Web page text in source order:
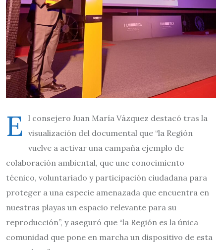
E
l consejero Juan María Vázquez destacó tras la
visualización del documental que “la Región
vuelve a activar una campaña ejemplo de
colaboración ambiental, que une conocimiento
técnico, voluntariado y participación ciudadana para
proteger a una especie amenazada que encuentra en
nuestras playas un espacio relevante para su
reproducción”, y aseguró que “la Región es la única
comunidad que pone en marcha un dispositivo de esta